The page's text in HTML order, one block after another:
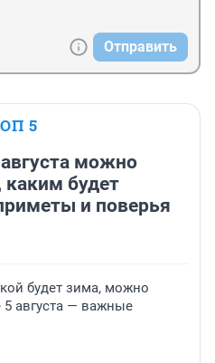
Отправить
5
можно
каким будет
и поверья
будет зима, можно
5 августа — важные